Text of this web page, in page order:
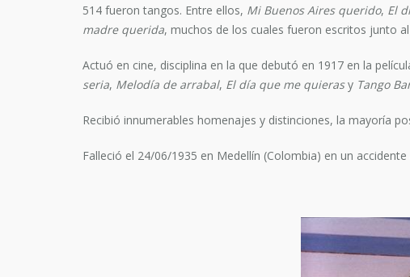
514 fueron tangos. Entre ellos, Mi Buenos Aires querido, El
madre querida, muchos de los cuales fueron escritos junto
Actuó en cine, disciplina en la que debutó en 1917 en la
seria, Melodía de arrabal, El día que me quierasy Tango
Recibió innumerables homenajes y distinciones, la mayoría
Falleció el 24/06/1935 en Medellín (Colombia) en un accidente